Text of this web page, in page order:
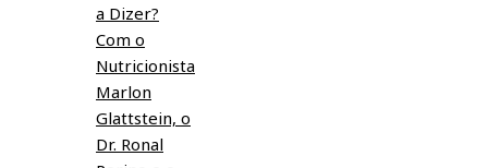
a Dizer?
Com o
Nutricionista
Marlon
Glattstein, o
Dr. Ronal